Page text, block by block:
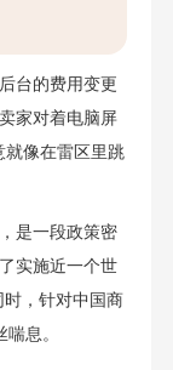
台的费用变更
家对着电脑屏
就像在雷区里跳
是一段政策密
实施近一个世
时，针对中国商
息。